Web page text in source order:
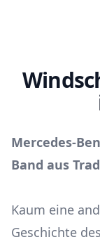
Mercedes-
Band aus
Kaum eine
Geschichte